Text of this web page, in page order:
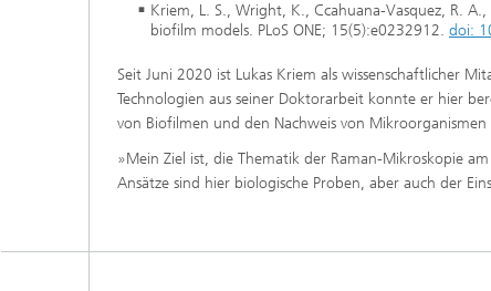
Kriem, L. S., Wright, K., Ccahuana-Vasquez, R.
biofilm models. PLoS ONE; 15(5):e0232912. doi:
Seit Juni 2020 ist Lukas Kriem als wissenschaftlicher
Technologien aus seiner Doktorarbeit konnte er hier
von Biofilmen und den Nachweis von
»Mein Ziel ist, die Thematik der Raman-Mikroskopie
Ansätze sind hier biologische Proben, aber auch der